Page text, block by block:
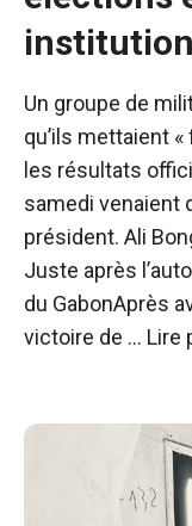
Un groupe de
qu’ils mettaient
les résultats
samedi venaient
président. Ali
Juste après
du GabonAprès
victoire de … Lire